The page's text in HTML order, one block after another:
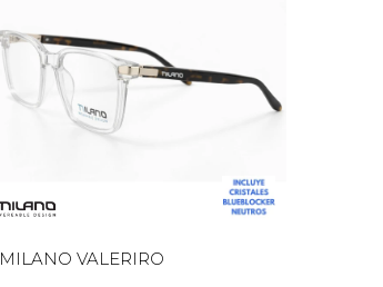
MILANO VALERIRO